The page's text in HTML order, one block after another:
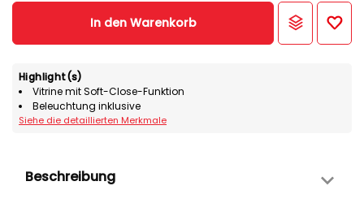
In den Warenkorb
Highlight(s)
Vitrine mit Soft-Close-Funktion
Beleuchtung inklusive
Siehe die detaillierten Merkmale
Beschreibung